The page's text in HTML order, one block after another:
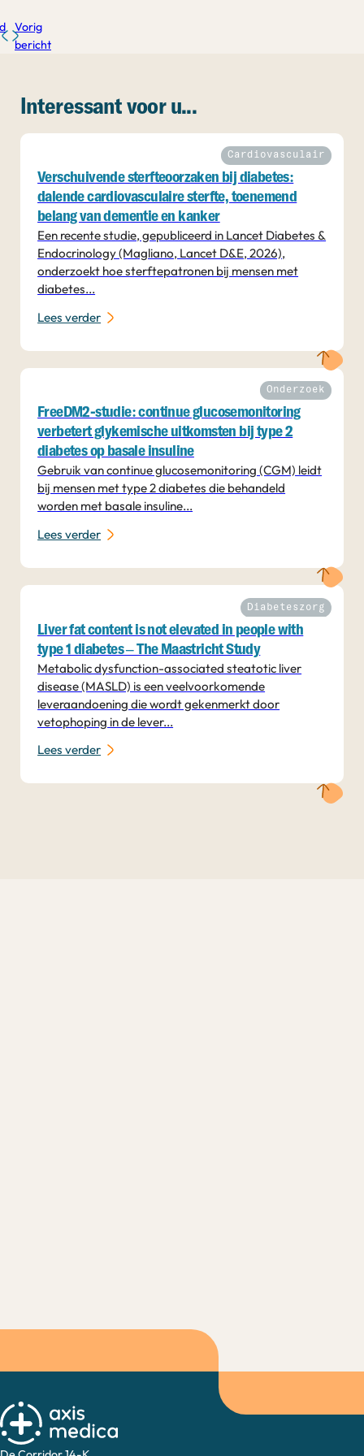
Vorig
bericht
Interessant voor u...
Cardiovasculair
Verschuivende sterfteoorzaken bij diabetes:
dalende cardiovasculaire sterfte, toenemend
belang van dementie en kanker
Een recente studie, gepubliceerd in Lancet Diabetes &
Endocrinology (Magliano, Lancet D&E, 2026),
onderzoekt hoe sterftepatronen bij mensen met
diabetes...
Lees verder
Onderzoek
FreeDM2-studie: continue glucosemonitoring
verbetert glykemische uitkomsten bij type 2
diabetes op basale insuline
Gebruik van continue glucosemonitoring (CGM) leidt
bij mensen met type 2 diabetes die behandeld
worden met basale insuline...
Lees verder
Diabeteszorg
Liver fat content is not elevated in people with
type 1 diabetes – The Maastricht Study
Metabolic dysfunction-associated steatotic liver
disease (MASLD) is een veelvoorkomende
leveraandoening die wordt gekenmerkt door
vetophoping in de lever...
Lees verder